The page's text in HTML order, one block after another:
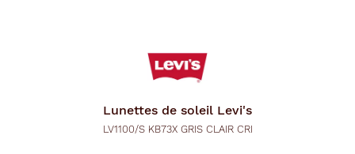
Lunettes de soleil Levi's
LV1100/S KB73X GRIS CLAIR CRI